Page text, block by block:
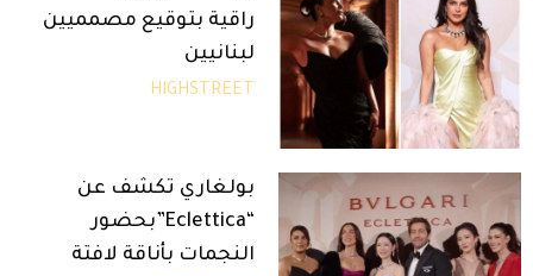
راقية بتوقيع مصمميين
لبنانيين
HIGHSTREET
بولغاري تكشف عن
“Eclettica”بحضور
النجمات بأناقة لافتة